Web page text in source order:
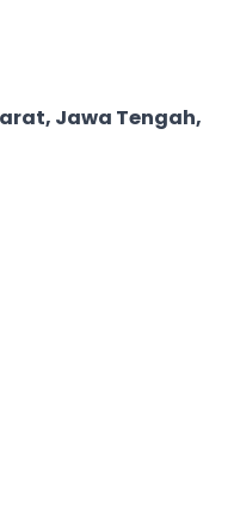
Jawa Tengah,